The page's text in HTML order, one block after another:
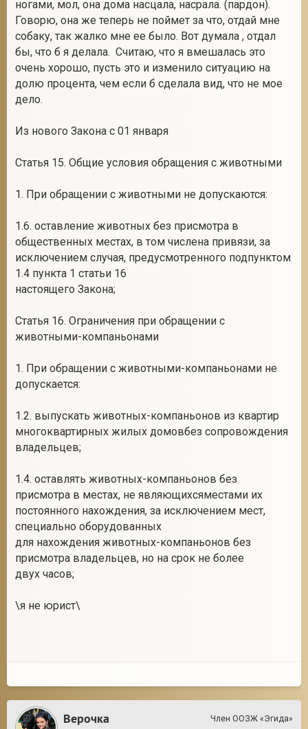
ногами, мол, она дома насцала, насрала. (пардон).
Говорю, она же теперь не поймет за что, отдай мне
собаку, так жалко мне ее было. Вот думала , отдал
бы, что б я делала. Считаю, что я вмешалась это
очень хорошо, пусть это и изменило ситуацию на
долю процента, чем если б сделала вид, что не мое
дело.
Из нового Закона с 01 января
Статья 15. Общие условия обращения с животными
1. При обращении с животными не допускаются:
1.6. оставление животных без присмотра в
общественных местах, в том числена привязи, за
исключением случая, предусмотренного подпунктом
1.4 пункта 1 статьи 16
настоящего Закона;
Статья 16. Ограничения при обращении с
животными-компаньонами
1. При обращении с животными-компаньонами не
допускается:
1.2. выпускать животных-компаньонов из квартир
многоквартирных жилых домовбез сопровождения
владельцев;
1.4. оставлять животных-компаньонов без
присмотра в местах, не являющихсяместами их
постоянного нахождения, за исключением мест,
специально оборудованных
для нахождения животных-компаньонов без
присмотра владельцев, но на срок не более
двух часов;
\я не юрист\
Верочка
Член ООЗЖ «Эгида»